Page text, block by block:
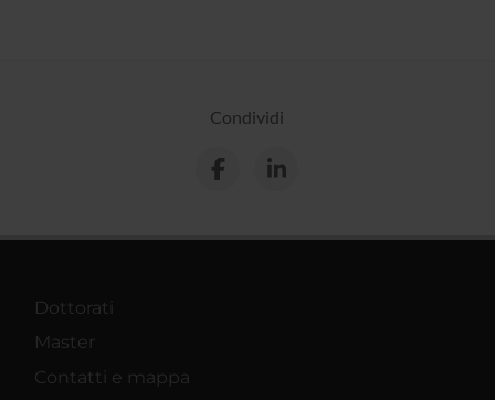
Condividi
Dottorati
Master
Contatti e mappa